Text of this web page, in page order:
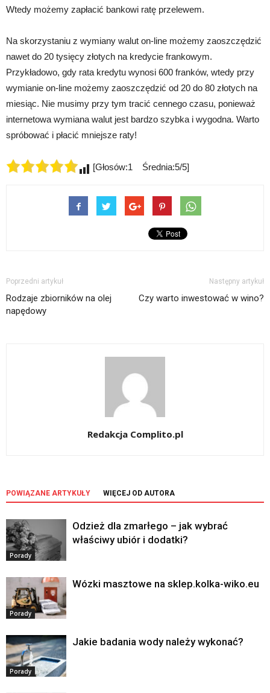
Wtedy możemy zapłacić bankowi ratę przelewem.
Na skorzystaniu z wymiany walut on-line możemy zaoszczędzić
nawet do 20 tysięcy złotych na kredycie frankowym.
Przykładowo, gdy rata kredytu wynosi 600 franków, wtedy przy
wymianie on-line możemy zaoszczędzić od 20 do 80 złotych na
miesiąc. Nie musimy przy tym tracić cennego czasu, ponieważ
internetowa wymiana walut jest bardzo szybka i wygodna. Warto
spróbować i płacić mniejsze raty!
[Głosów:1 Średnia:5/5]
Poprzedni artykuł
Rodzaje zbiorników na olej
napędowy
Następny artykuł
Czy warto inwestować w wino?
Redakcja Complito.pl
POWIĄZANE ARTYKUŁY WIĘCEJ OD AUTORA
Porady
Odzież dla zmarłego – jak wybrać
właściwy ubiór i dodatki?
Porady
Wózki masztowe na sklep.kolka-wiko.eu
Porady
Jakie badania wody należy wykonać?